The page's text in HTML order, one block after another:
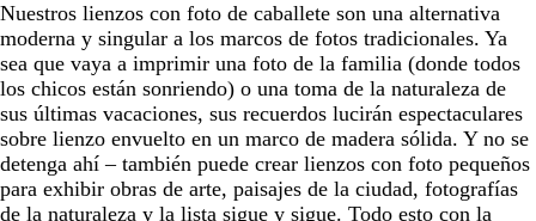
Nuestros lienzos con foto de caballete son una alternativa
moderna y singular a los marcos de fotos tradicionales. Ya
sea que vaya a imprimir una foto de la familia (donde todos
los chicos están sonriendo) o una toma de la naturaleza de
sus últimas vacaciones, sus recuerdos lucirán espectaculares
sobre lienzo envuelto en un marco de madera sólida. Y no se
detenga ahí – también puede crear lienzos con foto pequeños
para exhibir obras de arte, paisajes de la ciudad, fotografías
de la naturaleza y la lista sigue y sigue. Todo esto con la